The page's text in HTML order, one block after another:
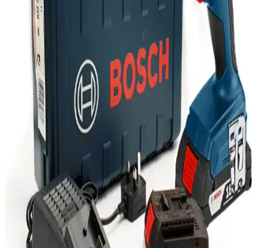
pratik kullanım özellikleriyle dar alanlarda ideal çözüm sunar. Uzun
ömürlü ve estetik tasarımıyla güvenilir bağlantı sağlar.
Kensa Doubleshock 4 ve Dexxony Oyun Kolu
Karşılaştırması: Özellikler ve Kullanıcı Yorumları
Kensa Doubleshock 4 ve Dexxony oyun kolunun bağlantı, titreşim,
ergonomi ve kullanıcı memnuniyeti açısından karşılaştırması. Her iki
ürünün avantajları ve kullanıcı yorumları detaylı inceleniyor.
Logitech MX Master 3 Kablosuz Fare: Ergonomik
Tasarım ve Çoklu İşlevsellik Özellikleri
Logitech MX Master 3, ergonomik tasarımı, yüksek hassasiyet
sensörü ve çoklu cihaz desteğiyle öne çıkan kablosuz fare,
profesyonellerin ve teknoloji tutkunlarının tercih ettiği üstün
performans sağlar.
Marshall Major III Bluetooth CT Kulaklık
İncelemesi: Tasarım, Ses ve Kullanım Özellikleri